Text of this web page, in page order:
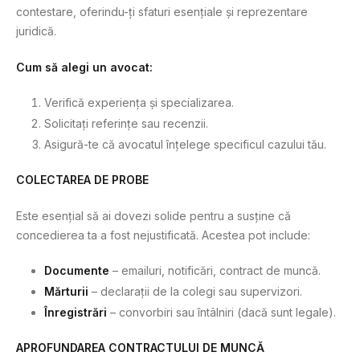
contestare, oferindu-ți sfaturi esențiale și reprezentare
juridică.
Cum să alegi un avocat:
Verifică experiența și specializarea.
Solicitați referințe sau recenzii.
Asigură-te că avocatul înțelege specificul cazului tău.
COLECTAREA DE PROBE
Este esențial să ai dovezi solide pentru a susţine că
concedierea ta a fost nejustificată. Acestea pot include:
Documente – emailuri, notificări, contract de muncă.
Mărturii – declarații de la colegi sau supervizori.
Înregistrări – convorbiri sau întâlniri (dacă sunt legale).
APROFUNDAREA CONTRACTULUI DE MUNCĂ